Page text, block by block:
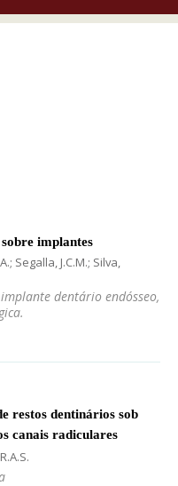
implantes
Segalla, J.C.M.; Silva,
dentário endósseo,
restos dentinários sob
canais radiculares